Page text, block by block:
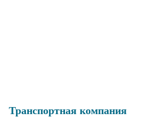
Транспортная компания